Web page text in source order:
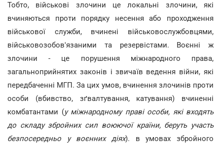
Тобто, військові злочини це локальні злочини, які
вчиняються проти порядку несення або проходження
військової служби, вчинені військовослужбовцями,
військовозобов'язаними та резервістами. Воєнні ж
злочини - це порушення міжнародного права,
загальноприйнятих законів і звичаїв ведення війни, які
передбаченні МГП. За цих умов, вчинення злочинів проти
особи (вбивство, зґвалтування, катування) вчиненні
комбатантами (у міжнародному праві особи, які входять
до складу збройних сил воюючої країни, беруть участь
безпосередньо у воєнних діях). в умовах збройного